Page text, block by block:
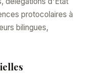
protocolaires à
bilingues,